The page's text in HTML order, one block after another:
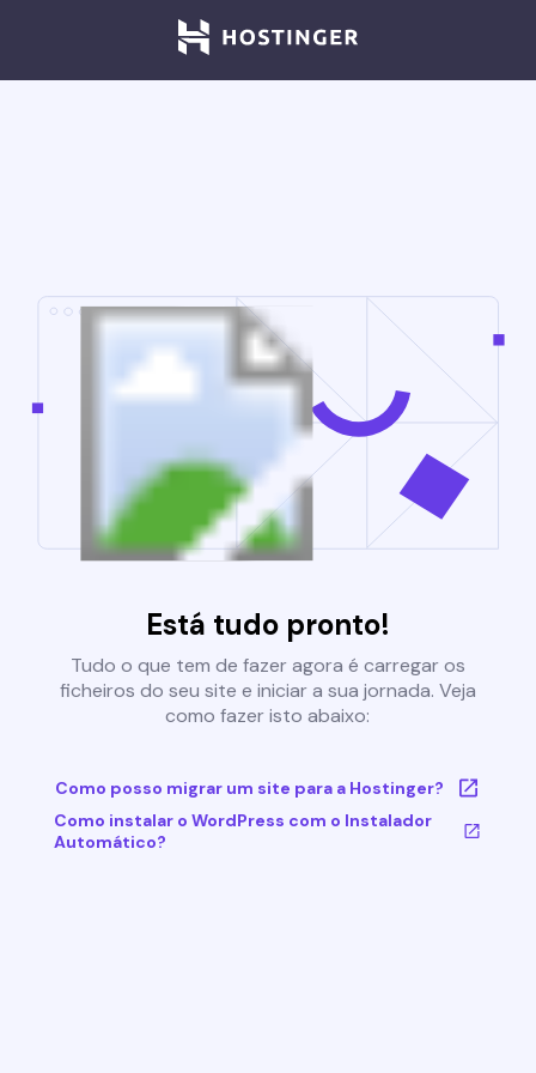
Está tudo pronto!
Tudo o que tem de fazer agora é carregar os
ficheiros do seu site e iniciar a sua jornada. Veja
como fazer isto abaixo:
Como posso migrar um site para a Hostinger?
Como instalar o WordPress com o Instalador
Automático?